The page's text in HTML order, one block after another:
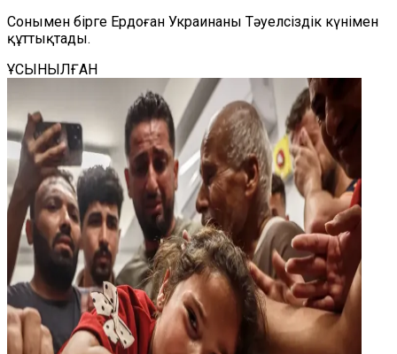
Сонымен бірге Ердоған Украинаны Тәуелсіздік күнімен
құттықтады.
ҰСЫНЫЛҒАН